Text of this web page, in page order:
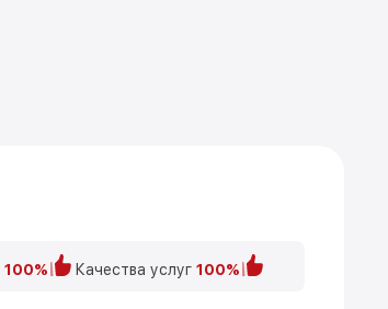
100% Качества услуг 100%